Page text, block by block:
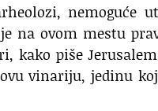
na ovom mestu
kako piše
vinariju, jedinu